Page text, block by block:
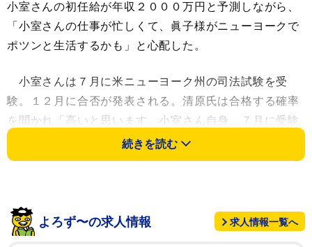
小室さんの初任給が年収２０００万円と予測しながら、
「小室さんの仕事が忙しくて、眞子様がニューヨークで
ポツンと生活するかも」と心配した。
小室さんは７月に米ニューヨーク州の司法試験を受
験。１２月に合否が発表される。清原氏は合格する確率
を聞かれ「高いと思います。小室さん自身、７月に受験
を終えられ、もう合格の手応えを感じてらっしゃると思
います」と語った。
報じられているが、清原氏は「就職ということでアメリ
カの法律事務所があがっていますけど、通常、ロースク
続きを読む
よろず〜の求人情報 求人情報一覧へ